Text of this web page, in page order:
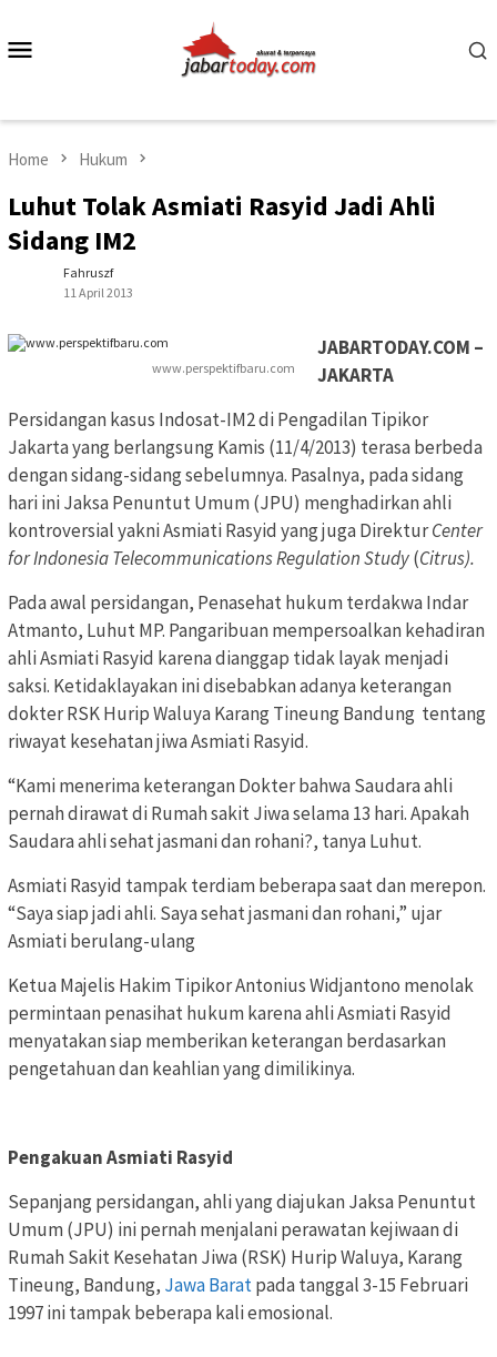
content
Home Hukum
Luhut Tolak Asmiati Rasyid Jadi Ahli
Sidang IM2
Fahruszf
11 April 2013
www.perspektifbaru.com
JABARTODAY.COM –
JAKARTA
Persidangan kasus Indosat-IM2 di Pengadilan Tipikor
Jakarta yang berlangsung Kamis (11/4/2013) terasa berbeda
dengan sidang-sidang sebelumnya. Pasalnya, pada sidang
hari ini Jaksa Penuntut Umum (JPU) menghadirkan ahli
kontroversial yakni Asmiati Rasyid yang juga DirekturCenter
for Indonesia Telecommunications Regulation Study(Citrus).
Pada awal persidangan, Penasehat hukum terdakwa Indar
Atmanto, Luhut MP. Pangaribuan mempersoalkan kehadiran
ahli Asmiati Rasyid karena dianggap tidak layak menjadi
saksi. Ketidaklayakan ini disebabkan adanya keterangan
dokter RSK Hurip Waluya Karang Tineung Bandung tentang
riwayat kesehatan jiwa Asmiati Rasyid.
“Kami menerima keterangan Dokter bahwa Saudara ahli
pernah dirawat di Rumah sakit Jiwa selama 13 hari. Apakah
Saudara ahli sehat jasmani dan rohani?, tanya Luhut.
Asmiati Rasyid tampak terdiam beberapa saat dan merepon.
“Saya siap jadi ahli. Saya sehat jasmani dan rohani,” ujar
Asmiati berulang-ulang
Ketua Majelis Hakim Tipikor Antonius Widjantono menolak
permintaan penasihat hukum karena ahli Asmiati Rasyid
menyatakan siap memberikan keterangan berdasarkan
pengetahuan dan keahlian yang dimilikinya.
Pengakuan Asmiati Rasyid
Sepanjang persidangan, ahli yang diajukan Jaksa Penuntut
Umum (JPU) ini pernah menjalani perawatan kejiwaan di
Rumah Sakit Kesehatan Jiwa (RSK) Hurip Waluya, Karang
Tineung, Bandung, Jawa Baratpada tanggal 3-15 Februari
1997 ini tampak beberapa kali emosional.